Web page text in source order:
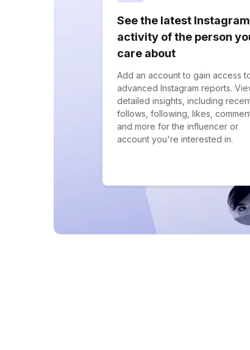
See the latest Instagram
activity of the person
care about
Add an account to gain access
advanced Instagram reports.
detailed insights, including
follows, following, likes,
and more for the influencer or
account you're interested in.